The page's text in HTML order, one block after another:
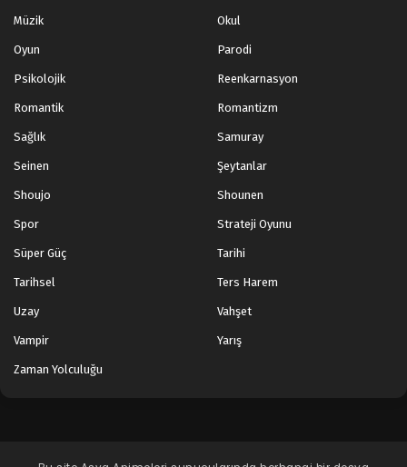
Müzik Okul
Oyun Parodi
Psikolojik Reenkarnasyon
Romantik Romantizm
Sağlık Samuray
Seinen Şeytanlar
Shoujo Shounen
Spor Strateji Oyunu
Süper Güç Tarihi
Tarihsel Ters Harem
Uzay Vahşet
Vampir Yarış
Zaman Yolculuğu